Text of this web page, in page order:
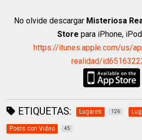
No olvide descargar Misteriosa
Store para iPhone,
https://itunes.apple.com/us/
realidad/
ETIQUETAS: Lugares 126
Posts con Video 45